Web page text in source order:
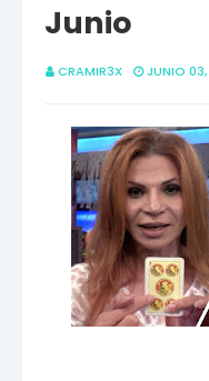
Junio
CRAMIR3X JUNIO